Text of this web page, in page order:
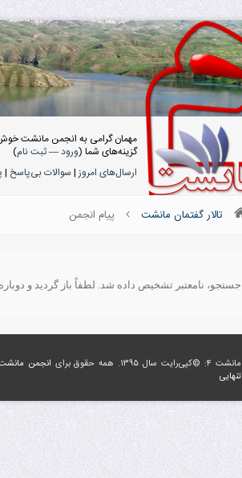
مهمان گرامی به انجمن مانشت خوش
گزینه‌های شما (ورود—ثبت نام)
ارسال‌های امروز| سوالات بی‌پاسخ |
تالار گفتمان مانشت پیام انجمن
جستجو، نامعتبر تشخیص داده شد. لطفاً باز گردید و
مانشت ۴: ©کپی‌رایت سال ۱۳۹۵. همه حقوق برای انجمن
تنهایی